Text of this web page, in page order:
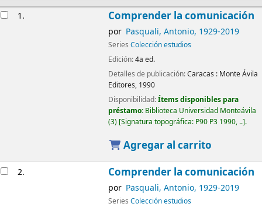
1. Comprender la comunicación
por Pasquali, Antonio, 1929-2019
Series Colección estudios
Edición:4a ed.
Detalles de publicación:Caracas : Monte Ávila
Editores, 1990
Disponibilidad:Ítems disponibles para
préstamo: Biblioteca Universidad Monteávila
(3) Signatura topográfica: P90 P3 1990, .. .
Agregar al carrito
2. Comprender la comunicación
por Pasquali, Antonio, 1929-2019
Series Colección estudios